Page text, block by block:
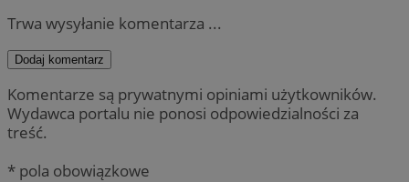
Trwa wysyłanie komentarza ...
Dodaj komentarz
Komentarze są prywatnymi opiniami użytkowników.
Wydawca portalu nie ponosi odpowiedzialności za
treść.
* pola obowiązkowe